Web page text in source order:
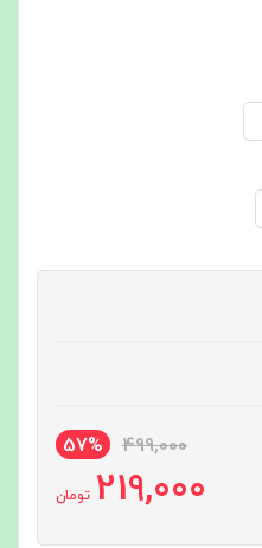
499,000
57%
219,000 تومان